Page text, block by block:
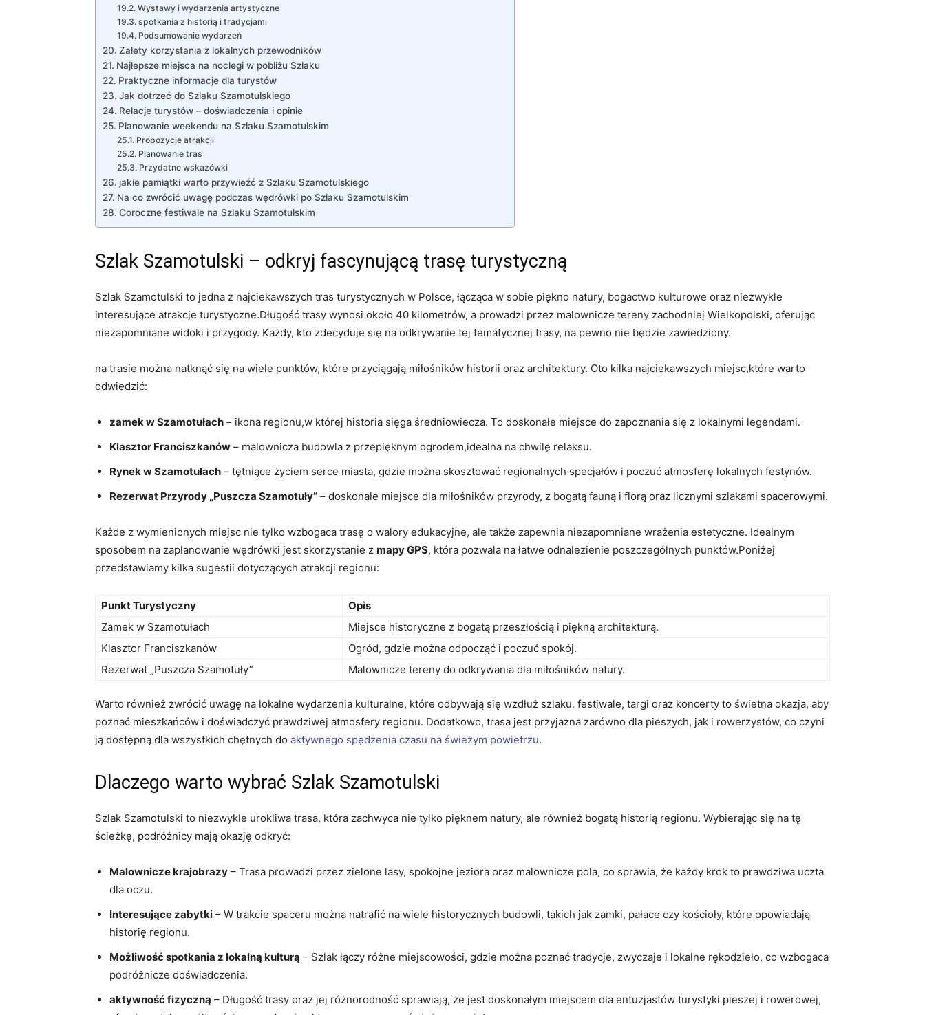
Wystawy i wydarzenia artystyczne
spotkania z historią i tradycjami
Podsumowanie wydarzeń
Zalety korzystania z lokalnych przewodników
Najlepsze miejsca na noclegi w pobliżu Szlaku
Praktyczne informacje dla turystów
Jak dotrzeć do Szlaku Szamotulskiego
Relacje turystów – doświadczenia i opinie
Planowanie weekendu na Szlaku Szamotulskim
Propozycje atrakcji
Planowanie tras
Przydatne wskazówki
jakie pamiątki warto przywieźć z Szlaku Szamotulskiego
Na co zwrócić uwagę podczas wędrówki po Szlaku Szamotulskim
Coroczne festiwale na Szlaku Szamotulskim
Szlak Szamotulski – odkryj fascynującą trasę turystyczną
Szlak Szamotulski to jedna z najciekawszych tras turystycznych w Polsce, łącząca w sobie piękno natury, bogactwo kulturowe oraz niezwykle
interesujące atrakcje turystyczne.Długość trasy wynosi około 40 kilometrów, a prowadzi przez malownicze tereny zachodniej Wielkopolski, oferując
niezapomniane widoki i przygody. Każdy, kto zdecyduje się na odkrywanie tej tematycznej trasy, na pewno nie będzie zawiedziony.
na trasie można natknąć się na wiele punktów, które przyciągają miłośników historii oraz architektury. Oto kilka najciekawszych miejsc,które warto
odwiedzić:
zamek w Szamotułach – ikona regionu,w której historia sięga średniowiecza. To doskonałe miejsce do zapoznania się z lokalnymi legendami.
Klasztor Franciszkanów – malownicza budowla z przepięknym ogrodem,idealna na chwilę relaksu.
Rynek w Szamotułach – tętniące życiem serce miasta, gdzie można skosztować regionalnych specjałów i poczuć atmosferę lokalnych festynów.
Rezerwat Przyrody „Puszcza Szamotuły” – doskonałe miejsce dla miłośników przyrody, z bogatą fauną i florą oraz licznymi szlakami spacerowymi.
Każde z wymienionych miejsc nie tylko wzbogaca trasę o walory edukacyjne, ale także zapewnia niezapomniane wrażenia estetyczne. Idealnym
sposobem na zaplanowanie wędrówki jest skorzystanie z mapy GPS, która pozwala na łatwe odnalezienie poszczególnych punktów.Poniżej
przedstawiamy kilka sugestii dotyczących atrakcji regionu:
Punkt Turystyczny
Opis
Zamek w Szamotułach
Miejsce historyczne z bogatą przeszłością i piękną architekturą.
Klasztor Franciszkanów
Ogród, gdzie można odpocząć i poczuć spokój.
Rezerwat „Puszcza Szamotuły”
Malownicze tereny do odkrywania dla miłośników natury.
Warto również zwrócić uwagę na lokalne wydarzenia kulturalne, które odbywają się wzdłuż szlaku. festiwale, targi oraz koncerty to świetna okazja, aby
poznać mieszkańców i doświadczyć prawdziwej atmosfery regionu. Dodatkowo, trasa jest przyjazna zarówno dla pieszych, jak i rowerzystów, co czyni
ją dostępną dla wszystkich chętnych do aktywnego spędzenia czasu na świeżym powietrzu.
Dlaczego warto wybrać Szlak Szamotulski
Szlak Szamotulski to niezwykle urokliwa trasa, która zachwyca nie tylko pięknem natury, ale również bogatą historią regionu. Wybierając się na tę
ścieżkę, podróżnicy mają okazję odkryć:
Malownicze krajobrazy – Trasa prowadzi przez zielone lasy, spokojne jeziora oraz malownicze pola, co sprawia, że każdy krok to prawdziwa uczta
dla oczu.
Interesujące zabytki – W trakcie spaceru można natrafić na wiele historycznych budowli, takich jak zamki, pałace czy kościoły, które opowiadają
historię regionu.
Możliwość spotkania z lokalną kulturą – Szlak łączy różne miejscowości, gdzie można poznać tradycje, zwyczaje i lokalne rękodzieło, co wzbogaca
podróżnicze doświadczenia.
aktywność fizyczną – Długość trasy oraz jej różnorodność sprawiają, że jest doskonałym miejscem dla entuzjastów turystyki pieszej i rowerowej,